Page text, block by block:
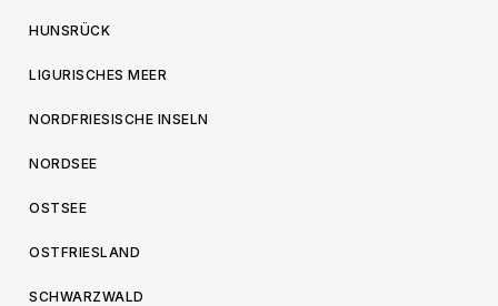
HUNSRÜCK
LIGURISCHES MEER
NORDFRIESISCHE INSELN
NORDSEE
OSTSEE
OSTFRIESLAND
SCHWARZWALD